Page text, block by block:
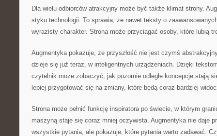
Dla wielu odbiorców atrakcyjny może być także klimat strony.
styku technologii. To sprawia, że nawet teksty o
wyrazisty charakter. Strona może przyciągać osoby, które lubią
Augmentyka pokazuje, że przyszłość nie jest czymś
dzieje się już teraz, w inteligentnych urządzeniach. Dzięki
czytelnik może zobaczyć, jak pozornie odległe koncepcje stają
lepiej przygotować się na zmiany, które będą coraz bardziej
Strona może pełnić funkcję inspiratora po świecie, w którym
maszyną staje się coraz mniej oczywista. Augmentyka nie daje
wszystkie pytania, ale pokazuje, które pytania warto zadawać.